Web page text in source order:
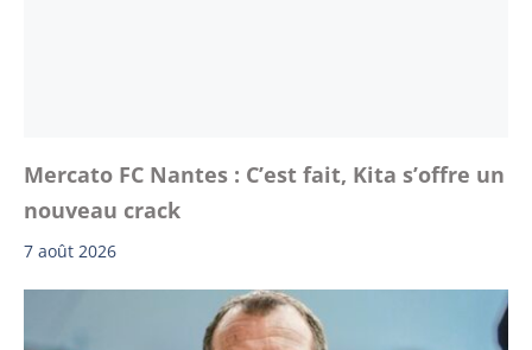
Mercato FC Nantes : C’est fait, Kita s’offre un
nouveau crack
7 août 2026